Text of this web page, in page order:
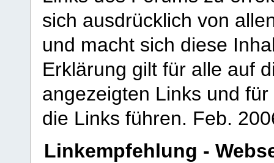
sich ausdrücklich von
und macht sich diese
Erklärung gilt für alle auf
angezeigten Links und
die Links führen. Feb.
Linkempfehlung -